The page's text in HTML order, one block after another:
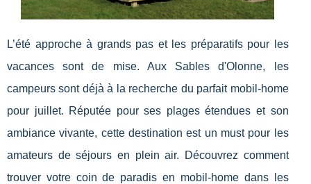
L’été approche à grands pas et les préparatifs pour les
vacances sont de mise. Aux Sables d'Olonne, les
campeurs sont déjà à la recherche du parfait mobil-home
pour juillet. Réputée pour ses plages étendues et son
ambiance vivante, cette destination est un must pour les
amateurs de séjours en plein air. Découvrez comment
trouver votre coin de paradis en mobil-home dans les